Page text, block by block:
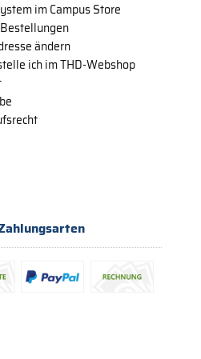
im Campus Store
ändern
ich im THD-Webshop